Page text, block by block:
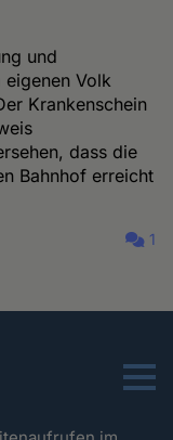
und
Volk
Krankenschein
dass die
Bahnhof erreicht
1
Menu